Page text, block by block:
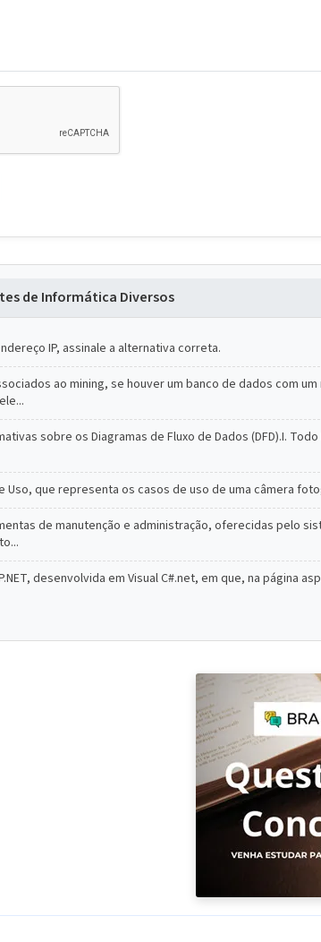
de Informática Diversos
IP, assinale a alternativa correta.
ao mining, se houver um banco de dados com
sobre os Diagramas de Fluxo de Dados (DFD).I.
Uso, que representa os casos de uso de uma câmera
de manutenção e administração, oferecidas pelo
desenvolvida em Visual C#.net, em que, na